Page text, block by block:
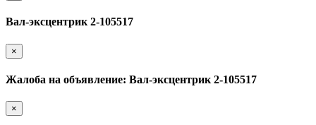
Вал-эксцентрик 2-105517
×
Жалоба на объявление: Вал-эксцентрик 2-105517
×